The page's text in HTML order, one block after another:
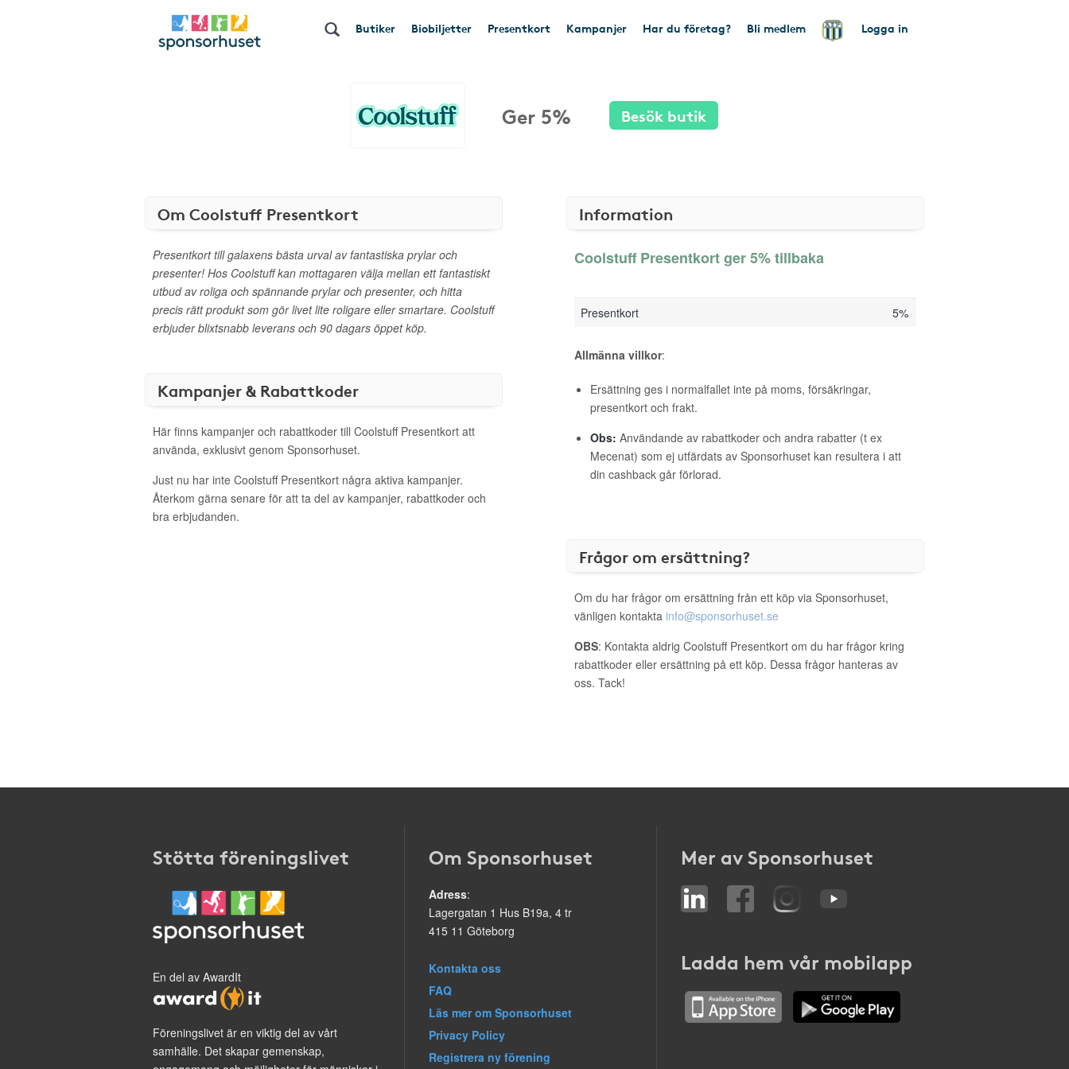
Butiker Biobiljetter Presentkort Kampanjer Har du företag? Bli medlem Logga in
Ger 5% Besök butik
Om Coolstuff Presentkort
Presentkort till galaxens bästa urval av fantastiska prylar och
presenter! Hos Coolstuff kan mottagaren välja mellan ett fantastiskt
utbud av roliga och spännande prylar och presenter, och hitta
precis rätt produkt som gör livet lite roligare eller smartare. Coolstuff
erbjuder blixtsnabb leverans och 90 dagars öppet köp.
Kampanjer & Rabattkoder
Här finns kampanjer och rabattkoder till Coolstuff Presentkort att
använda, exklusivt genom Sponsorhuset.
Just nu har inte Coolstuff Presentkort några aktiva kampanjer.
Återkom gärna senare för att ta del av kampanjer, rabattkoder och
bra erbjudanden.
Information
Coolstuff Presentkort ger 5% tillbaka
Presentkort 5%
Allmänna villkor:
Ersättning ges i normalfallet inte på moms, försäkringar,
presentkort och frakt.
Obs: Användande av rabattkoder och andra rabatter (t ex
Mecenat) som ej utfärdats av Sponsorhuset kan resultera i att
din cashback går förlorad.
Frågor om ersättning?
Om du har frågor om ersättning från ett köp via Sponsorhuset,
vänligen kontakta info@sponsorhuset.se
OBS: Kontakta aldrig Coolstuff Presentkort om du har frågor kring
rabattkoder eller ersättning på ett köp. Dessa frågor hanteras av
oss. Tack!
Stötta föreningslivet
En del av AwardIt
Föreningslivet är en viktig del av vårt
samhälle. Det skapar gemenskap,
Om Sponsorhuset
Adress:
Lagergatan 1 Hus B19a, 4 tr
415 11 Göteborg
Kontakta oss
FAQ
Läs mer om Sponsorhuset
Privacy Policy
Registrera ny förening
Mer av Sponsorhuset
Ladda hem vår mobilapp